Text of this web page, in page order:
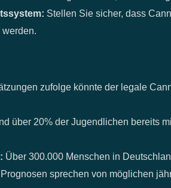
Stellen Sie sicher, dass
zufolge könnte der legale
über 20% der Jugendlichen bereits
Über 300.000 Menschen in
sprechen von möglichen